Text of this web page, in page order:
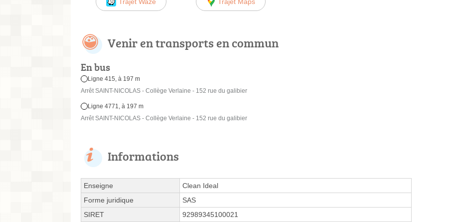
Venir en transports en commun
En bus
Ligne 415, à 197 m
Arrêt SAINT-NICOLAS - Collège Verlaine - 152 rue du galibier
Ligne 4771, à 197 m
Arrêt SAINT-NICOLAS - Collège Verlaine - 152 rue du galibier
Informations
Enseigne
Clean Ideal
Forme juridique
SAS
SIRET
92989345100021